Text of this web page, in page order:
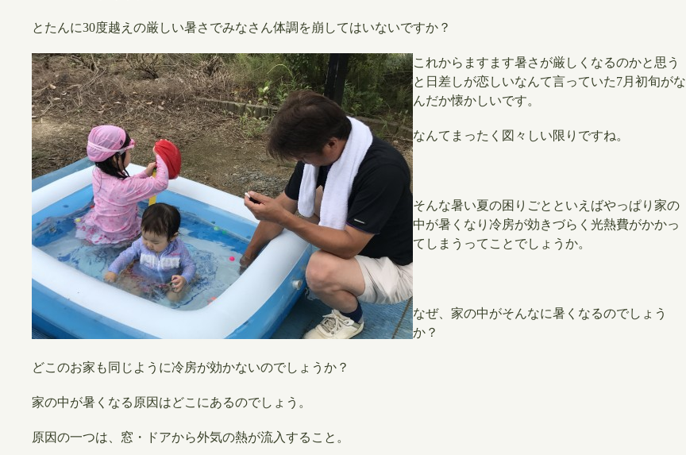
とたんに30度越えの厳しい暑さでみなさん体調を崩してはいないですか？
これからますます暑さが厳しくなるのかと思う
と日差しが恋しいなんて言っていた7月初旬がな
んだか懐かしいです。
なんてまったく図々しい限りですね。
そんな暑い夏の困りごとといえばやっぱり家の
中が暑くなり冷房が効きづらく光熱費がかかっ
てしまうってことでしょうか。
なぜ、家の中がそんなに暑くなるのでしょう
か？
どこのお家も同じように冷房が効かないのでしょうか？
​家の中が暑くなる原因はどこにあるのでしょう。
原因の一つは、窓・ドアから外気の熱が流入すること。